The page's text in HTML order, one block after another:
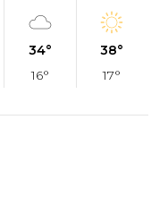
34°
16°
38°
17°